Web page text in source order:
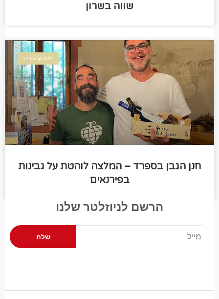
שווה בשרון
ללא קטגוריה
חנן הגבן בספרד – המלצה לוהטת על גבינות
בפירנאים
הרשם לניוזלטר שלנו
שלח